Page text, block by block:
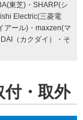
東芝)・SHARP(シ
Electric(三菱電
アール)・maxzen(マ
（カクダイ）・そ
付・取外